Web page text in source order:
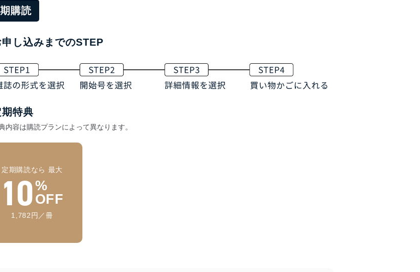
購読
申し込みまでのSTEP
期特典
内容は購読プランによって異なります。
定期購読なら 最大
10%
OFF
1,782円／冊